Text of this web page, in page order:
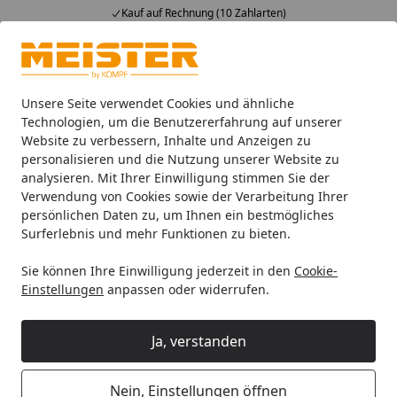
Unsere Seite verwendet Cookies und ähnliche
Technologien, um die Benutzererfahrung auf unserer
Website zu verbessern, Inhalte und Anzeigen zu
personalisieren und die Nutzung unserer Website zu
analysieren. Mit Ihrer Einwilligung stimmen Sie der
Verwendung von Cookies sowie der Verarbeitung Ihrer
persönlichen Daten zu, um Ihnen ein bestmögliches
Surferlebnis und mehr Funktionen zu bieten.
Sie können Ihre Einwilligung jederzeit in den Cookie-
Einstellungen anpassen oder widerrufen.
Ja, verstanden
Nein, Einstellungen öffnen
Kauf auf Rechnung (10 Zahlarten)
Alle Produkte
Mein Konto
Suchen
Startseite
HANDMUSTER MeisterWerke Laminatboden
HANDMUSTER MeisterWerke
Laminatboden MeisterDesign.
laminate LC 55 Eiche natur 3-St
6067